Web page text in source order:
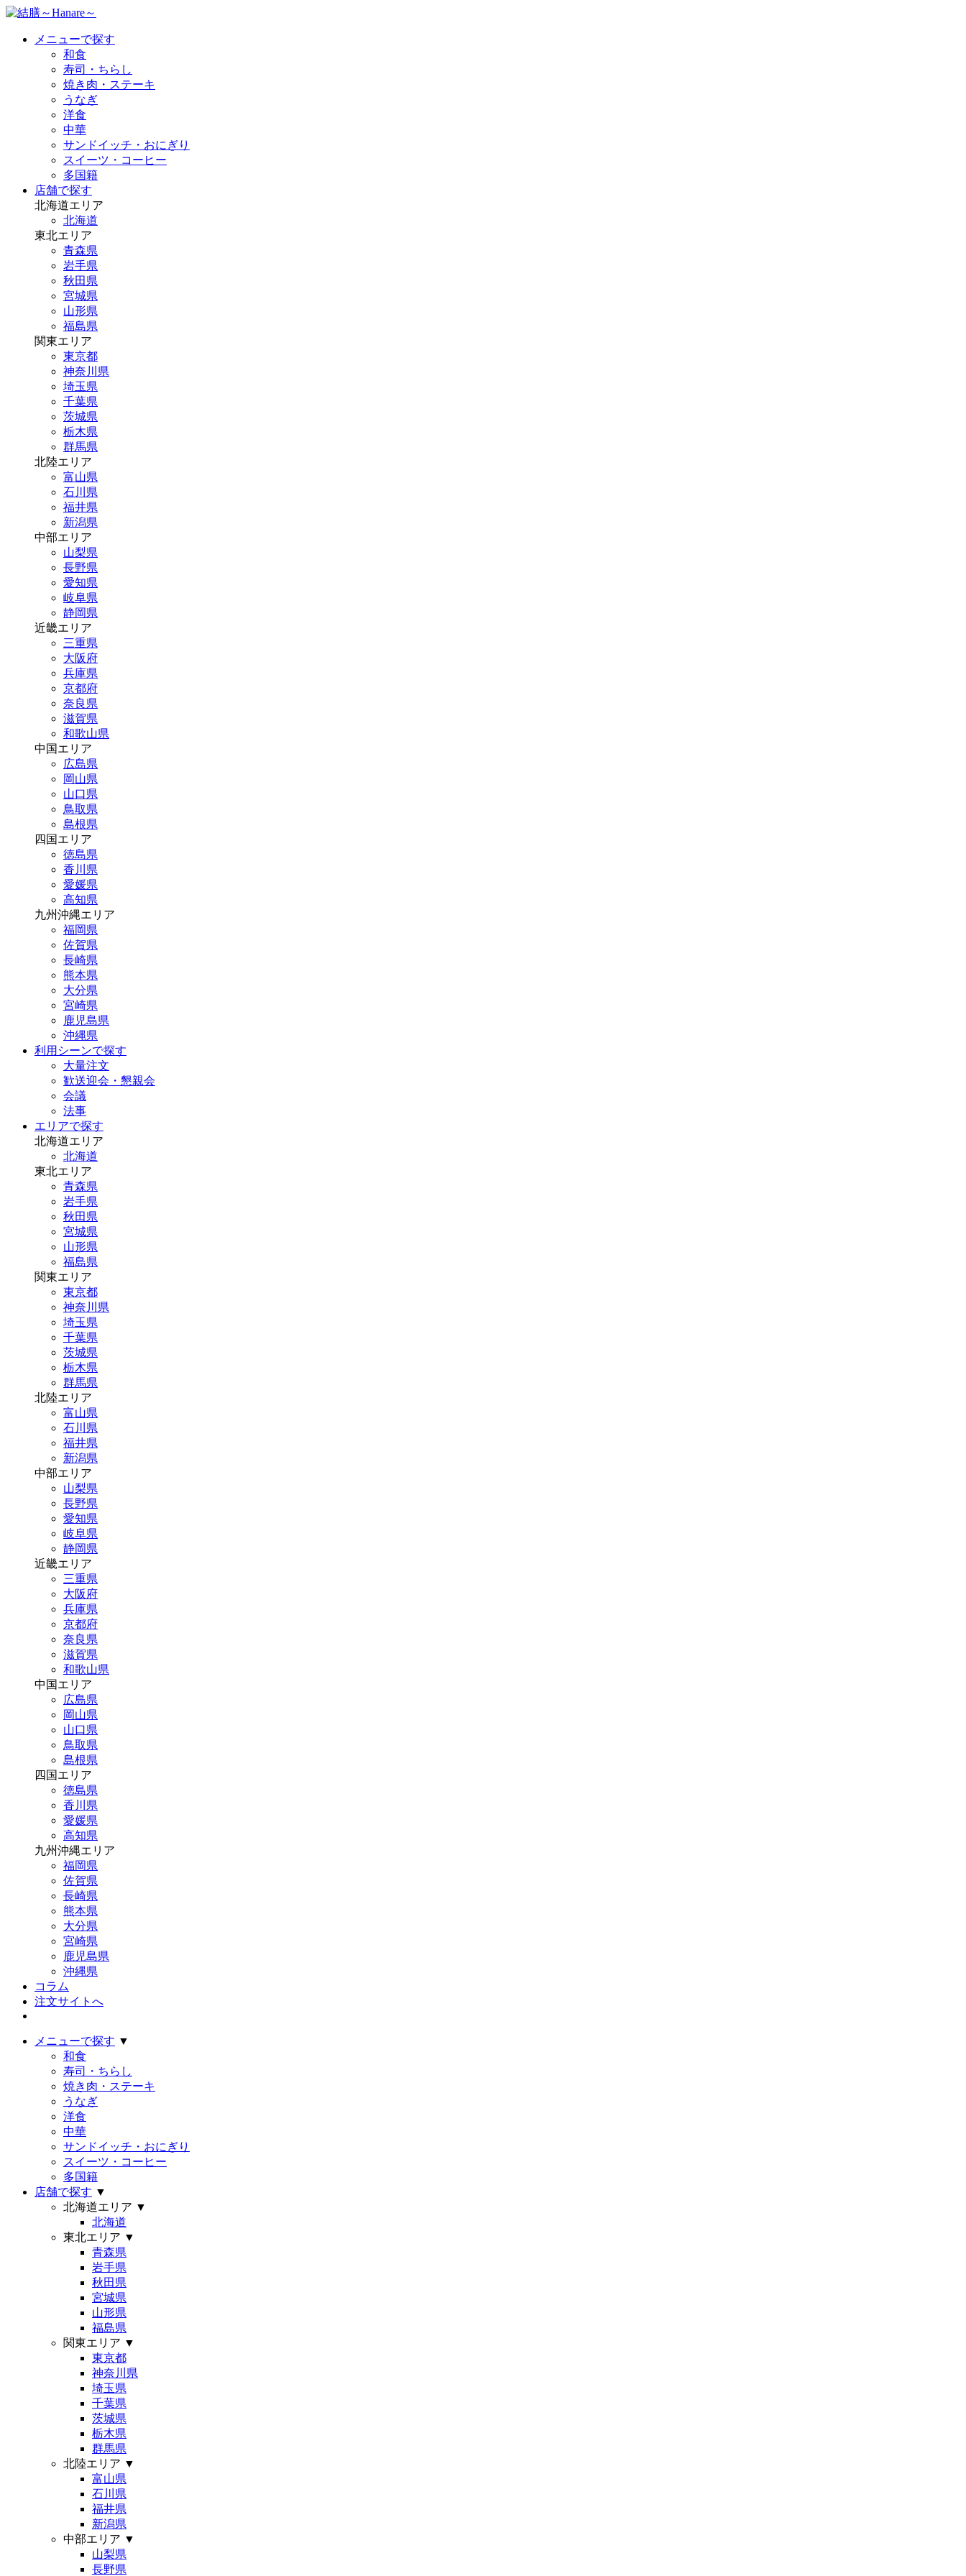
メニューで探す
和食
寿司・ちらし
焼き肉・ステーキ
うなぎ
洋食
中華
サンドイッチ・おにぎり
スイーツ・コーヒー
多国籍
店舗で探す
北海道エリア
北海道
東北エリア
青森県
岩手県
秋田県
宮城県
山形県
福島県
関東エリア
東京都
神奈川県
埼玉県
千葉県
茨城県
栃木県
群馬県
北陸エリア
富山県
石川県
福井県
新潟県
中部エリア
山梨県
長野県
愛知県
岐阜県
静岡県
近畿エリア
三重県
大阪府
兵庫県
京都府
奈良県
滋賀県
和歌山県
中国エリア
広島県
岡山県
山口県
鳥取県
島根県
四国エリア
徳島県
香川県
愛媛県
高知県
九州沖縄エリア
福岡県
佐賀県
長崎県
熊本県
大分県
宮崎県
鹿児島県
沖縄県
利用シーンで探す
大量注文
歓送迎会・懇親会
会議
法事
エリアで探す
北海道エリア
北海道
東北エリア
青森県
岩手県
秋田県
宮城県
山形県
福島県
関東エリア
東京都
神奈川県
埼玉県
千葉県
茨城県
栃木県
群馬県
北陸エリア
富山県
石川県
福井県
新潟県
中部エリア
山梨県
長野県
愛知県
岐阜県
静岡県
近畿エリア
三重県
大阪府
兵庫県
京都府
奈良県
滋賀県
和歌山県
中国エリア
広島県
岡山県
山口県
鳥取県
島根県
四国エリア
徳島県
香川県
愛媛県
高知県
九州沖縄エリア
福岡県
佐賀県
長崎県
熊本県
大分県
宮崎県
鹿児島県
沖縄県
コラム
注文サイトへ
メニューで探す ▼
和食
寿司・ちらし
焼き肉・ステーキ
うなぎ
洋食
中華
サンドイッチ・おにぎり
スイーツ・コーヒー
多国籍
店舗で探す ▼
北海道エリア ▼
北海道
東北エリア ▼
青森県
岩手県
秋田県
宮城県
山形県
福島県
関東エリア ▼
東京都
神奈川県
埼玉県
千葉県
茨城県
栃木県
群馬県
北陸エリア ▼
富山県
石川県
福井県
新潟県
中部エリア ▼
山梨県
長野県